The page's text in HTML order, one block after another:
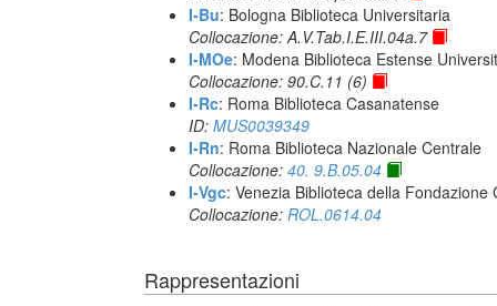
I-Bu: Bologna Biblioteca Universitaria
Collocazione: A.V.Tab.I.E.III.04a.7
I-MOe: Modena Biblioteca Estense
Collocazione: 90.C.11 (6)
I-Rc: Roma Biblioteca Casanatense
ID: MUS0039349
I-Rn: Roma Biblioteca Nazionale Centrale
Collocazione: 40. 9.B.05.04
I-Vgc: Venezia Biblioteca della Fondazione
Collocazione: ROL.0614.04
Rappresentazioni